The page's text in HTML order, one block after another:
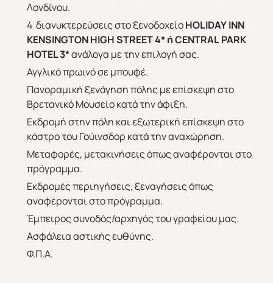
Λονδίνου.
4 διανυκτερεύσεις στο ξενοδοχείοHOLIDAYINN
KENSINGTONHIGHSTREET4* ήCENTRALPARK
HOTEL3*ανάλογα με την επιλογή σας.
Αγγλικό πρωινό σε μπουφέ.
Πανοραμική ξενάγηση πόλης με επίσκεψη στο
Βρετανικό Μουσείο κατά την άφιξη.
Εκδρομή στην πόλη και εξωτερική επίσκεψη στο
κάστρο του Γούινσδορ κατά την αναχώρηση.
Μεταφορές, μετακινήσεις όπως αναφέρονται στο
πρόγραμμα.
Εκδρομές περιηγήσεις, ξεναγήσεις όπως
αναφέρονται στο πρόγραμμα.
Έμπειρος συνοδός/αρχηγός του γραφείου μας.
Ασφάλεια αστικής ευθύνης.
Φ.Π.Α.